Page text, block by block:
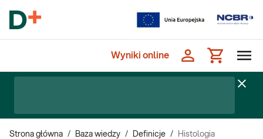
Wyniki online
Strona główna / Baza wiedzy / Definicje / Histologia